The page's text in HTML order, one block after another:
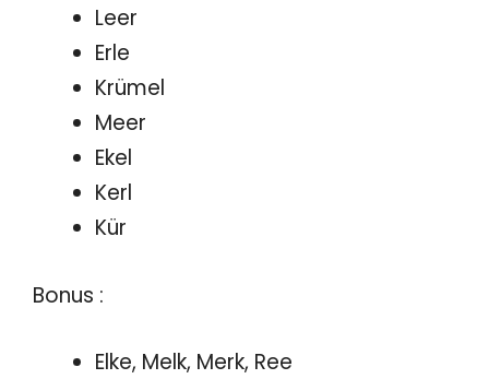
Leer
Erle
Krümel
Meer
Ekel
Kerl
Kür
Bonus :
Elke, Melk, Merk, Ree